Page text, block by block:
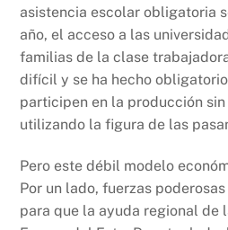
asistencia escolar obligatoria
año, el acceso a las
familias de la clase
difícil y se ha hecho
participen en la producción
utilizando la figura de las
Pero este débil modelo
Por un lado, fuerzas
para que la ayuda regional de